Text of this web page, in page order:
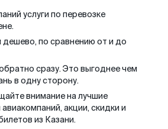
услуги по перевозке
дешево, по сравнению от и до
сразу. Это выгоднее чем
в одну сторону.
внимание на лучшие
акции, скидки и
из Казани.